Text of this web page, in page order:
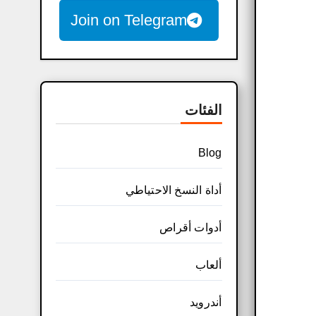
Join on Telegram
الفئات
Blog
أداة النسخ الاحتياطي
أدوات أقراص
ألعاب
أندرويد